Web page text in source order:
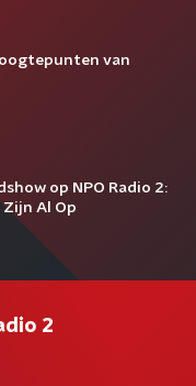
van
op NPO Radio 2:
Zijn Al Op
2